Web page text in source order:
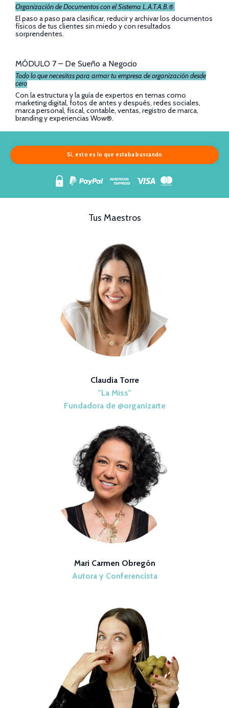
Organización de Documentos con el Sistema L.A.T.A.B.®
El paso a paso para clasificar, reducir y archivar los documentos
físicos de tus clientes sin miedo y con resultados
sorprendentes.
MÓDULO 7 – De Sueño a Negocio
Todo lo que necesitas para armar tu empresa de organización desde
cero
Con la estructura y la guía de expertos en temas como
marketing digital, fotos de antes y después, redes sociales,
marca personal, fiscal, contable, ventas, registro de marca,
branding y experiencias Wow®.
Sí, esto es lo que estaba buscando
Tus Maestros
Claudia Torre
"La Miss"
Fundadora de @organizarte
Mari Carmen Obregón
Autora y Conferencista